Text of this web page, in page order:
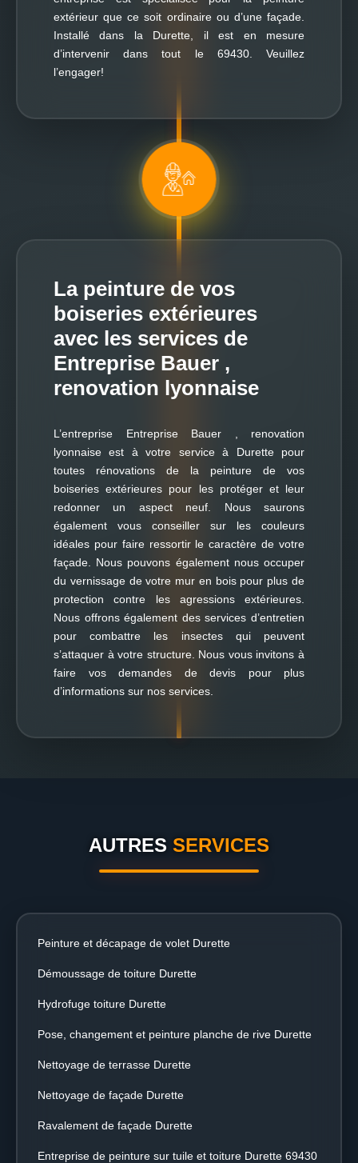
extérieur que ce soit ordinaire ou d’une façade.
Installé dans la Durette, il est en mesure
d’intervenir dans tout le 69430. Veuillez
l’engager!
La peinture de vos
boiseries extérieures
avec les services de
Entreprise Bauer ,
renovation lyonnaise
L’entreprise Entreprise Bauer , renovation
lyonnaise est à votre service à Durette pour
toutes rénovations de la peinture de vos
boiseries extérieures pour les protéger et leur
redonner un aspect neuf. Nous saurons
également vous conseiller sur les couleurs
idéales pour faire ressortir le caractère de votre
façade. Nous pouvons également nous occuper
du vernissage de votre mur en bois pour plus de
protection contre les agressions extérieures.
Nous offrons également des services d’entretien
pour combattre les insectes qui peuvent
s’attaquer à votre structure. Nous vous invitons à
faire vos demandes de devis pour plus
d’informations sur nos services.
AUTRES SERVICES
Peinture et décapage de volet Durette
Démoussage de toiture Durette
Hydrofuge toiture Durette
Pose, changement et peinture planche de rive Durette
Nettoyage de terrasse Durette
Nettoyage de façade Durette
Ravalement de façade Durette
Entreprise de peinture sur tuile et toiture Durette 69430